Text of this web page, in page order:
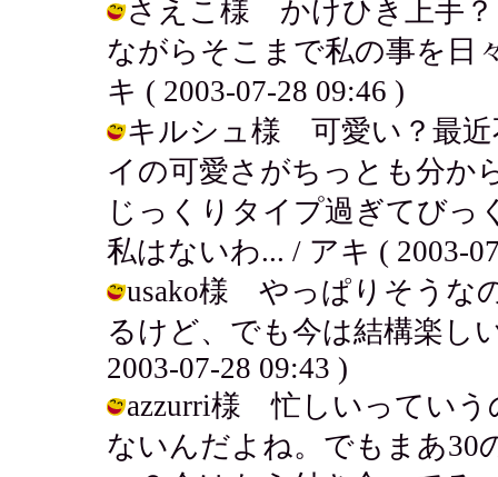
さえこ様 かけひき上手？
ながらそこまで私の事を日
キ ( 2003-07-28 09:46 )
キルシュ様 可愛い？最近
イの可愛さがちっとも分か
じっくりタイプ過ぎてびっ
私はないわ... / アキ ( 2003-
usako様 やっぱりそうな
るけど、でも今は結構楽し
2003-07-28 09:43 )
azzurri様 忙しいっていう
ないんだよね。でもまあ30